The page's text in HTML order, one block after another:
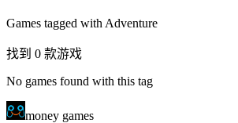
Games tagged with Adventure
找到 0 款游戏
No games found with this tag
money games